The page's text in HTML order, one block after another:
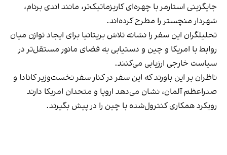
جایگزینی استارمر با چهره‌ای کاریزماتیک‌تر، مانند اندی برنام،
شهردار منچستر را مطرح کرده‌اند.
تحلیلگران این سفر را نشانه تلاش بریتانیا برای ایجاد توازن میان
روابط با امریکا و چین و دستیابی به فضای مانور مستقل‌تر در
سیاست خارجی ارزیابی می‌کنند.
ناظران بر این باورند که این سفر در کنار سفر نخست‌وزیر کانادا و
صدراعظم آلمان، نشان می‌دهد اروپا و متحدان امریکا دارند
رویکرد همکاری کنترول‌شده با چین را در پیش بگیرند.